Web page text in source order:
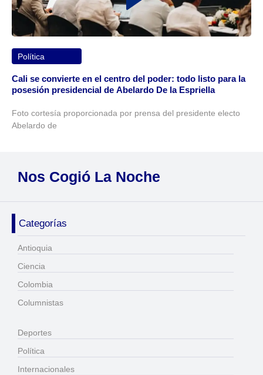
Política
Cali se convierte en el centro del poder: todo listo para la
posesión presidencial de Abelardo De la Espriella
Foto cortesía proporcionada por prensa del presidente electo
Abelardo de
Nos Cogió La Noche
Categorías
Antioquia
Ciencia
Colombia
Columnistas
Deportes
Política
Internacionales